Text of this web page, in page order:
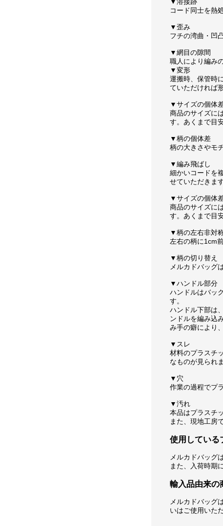
コード同士を熱
▼歪み
フチの湾曲・凹
▼網目の隙間
職人により編み
▼変形
運搬時、保管時
ていただければ
▼サイズの個体
商品のサイズに
す。あくまで目
▼柄の個体差
柄の大きさやモ
▼編み飛ばし
細かいコードを
せていただきます
▼サイズの個体
商品のサイズに
す。あくまで目
▼柄の左右非対
左右の柄に1cm
▼柄の切り替え
メルカドバッグ
▼ハンドル部分
ハンドルはバッ
す。
ハンドル下部は
ンドルを編み込
み手の癖により
▼スレ
材料のプラスチ
なものが見られま
▼穴
作業の過程でプ
▼汚れ
本品はプラスチ
また、現地工房
使用している
メルカドバッグ
また、入荷時期
輸入品由来の
メルカドバッグ
いはご使用いた